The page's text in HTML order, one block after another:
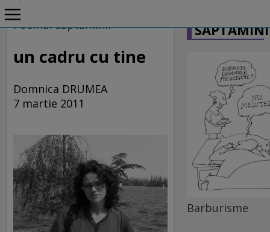
Home
Dileme on-line
Poemul săptămînii
un cadru cu tine
Domnica DRUMEA
7 martie 2011
Barburisme